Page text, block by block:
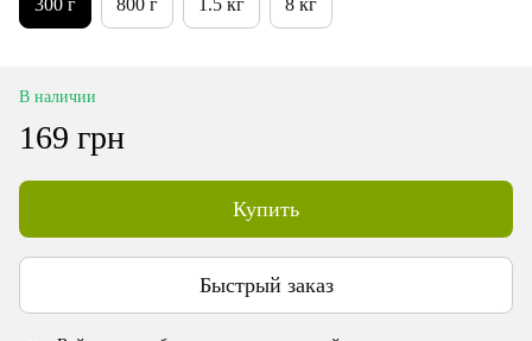
300 г 800 г 1.5 кг 8 кг
В наличии
169 грн
Купить
Быстрый заказ